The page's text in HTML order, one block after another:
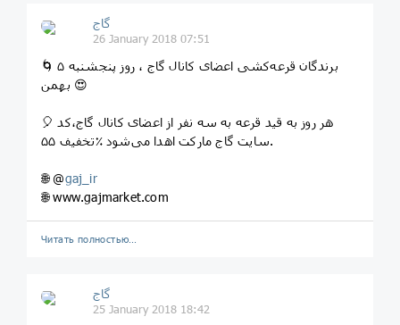
گاج
26 January 2018 07:51
🌀 برندگان قرعه‌کشی اعضای کانال گاج ، روز پنجشنبه ۵
بهمن 😍
🎈 هر روز به قید قرعه به سه نفر از اعضای کانال گاج،کد
تخفیف ۵۵‎٪ سایت گاج مارکت اهدا می‌شود.
🌐 @gaj_ir
🌐 www.gajmarket.com
Читать полностью…
گاج
25 January 2018 18:42